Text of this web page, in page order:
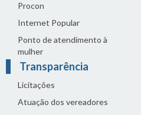
Procon
Internet Popular
Ponto de atendimento à
mulher
Transparência
Licitações
Atuação dos vereadores